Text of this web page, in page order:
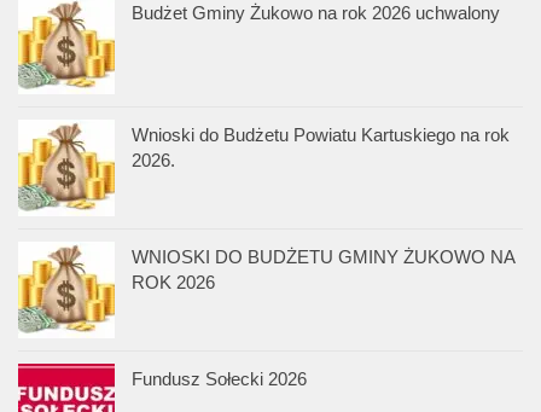
Budżet Gminy Żukowo na rok 2026 uchwalony
Wnioski do Budżetu Powiatu Kartuskiego na rok
2026.
WNIOSKI DO BUDŻETU GMINY ŻUKOWO NA
ROK 2026
Fundusz Sołecki 2026